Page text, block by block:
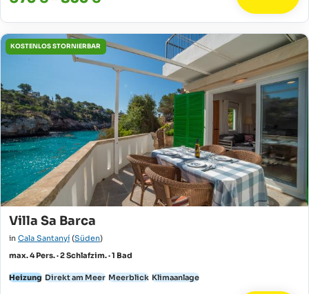
KOSTENLOS STORNIERBAR
Villa Sa Barca
in Cala Santanyí (Süden)
max. 4 Pers. · 2 Schlafzim. · 1 Bad
Heizung Direkt am Meer Meerblick Klimaanlage